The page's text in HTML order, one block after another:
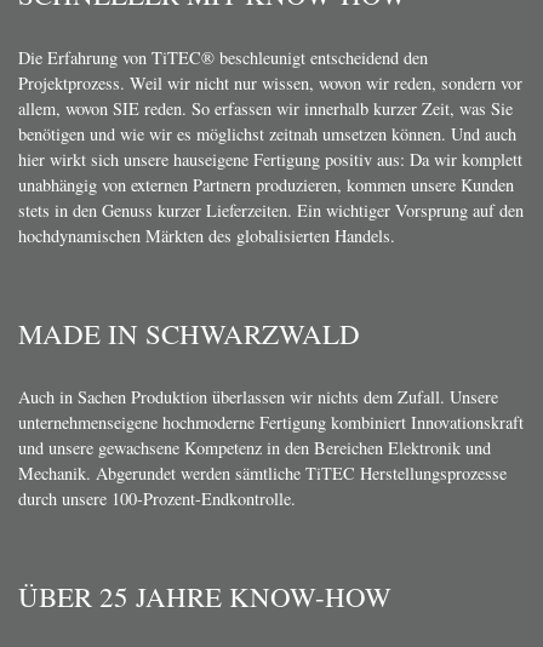
Die Erfahrung von TiTEC® beschleunigt entscheidend den
Projektprozess. Weil wir nicht nur wissen, wovon wir reden, sondern vor
allem, wovon SIE reden. So erfassen wir innerhalb kurzer Zeit, was Sie
benötigen und wie wir es möglichst zeitnah umsetzen können. Und auch
hier wirkt sich unsere hauseigene Fertigung positiv aus: Da wir komplett
unabhängig von externen Partnern produzieren, kommen unsere Kunden
stets in den Genuss kurzer Lieferzeiten. Ein wichtiger Vorsprung auf den
hochdynamischen Märkten des globalisierten Handels.
MADE IN SCHWARZWALD
Auch in Sachen Produktion überlassen wir nichts dem Zufall. Unsere
unternehmenseigene hochmoderne Fertigung kombiniert Innovationskraft
und unsere gewachsene Kompetenz in den Bereichen Elektronik und
Mechanik. Abgerundet werden sämtliche TiTEC Herstellungsprozesse
durch unsere 100-Prozent-Endkontrolle.
ÜBER 25 JAHRE KNOW-HOW